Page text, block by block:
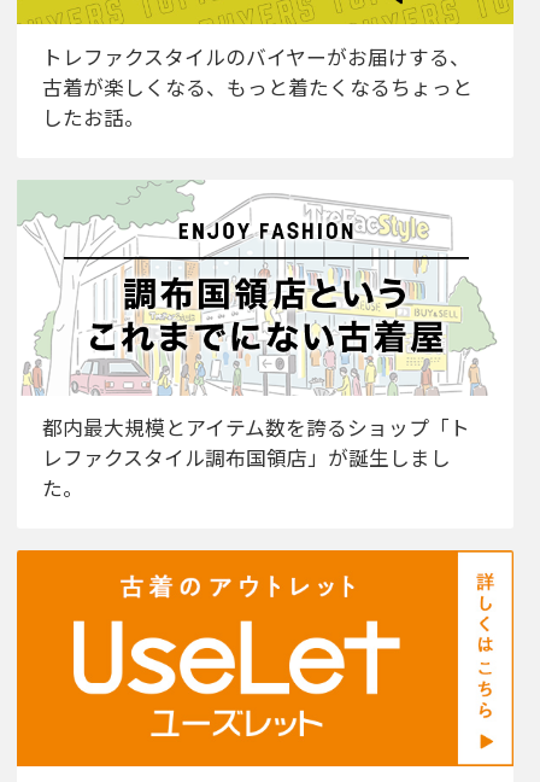
トレファクスタイルのバイヤーがお届けする、
古着が楽しくなる、もっと着たくなるちょっと
したお話。
都内最大規模とアイテム数を誇るショップ「ト
レファクスタイル調布国領店」が誕生しまし
た。